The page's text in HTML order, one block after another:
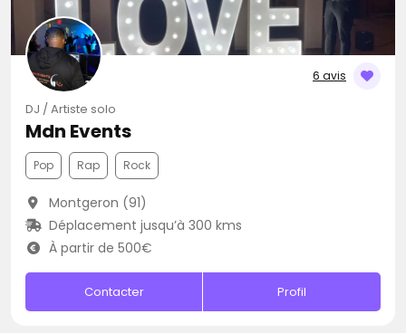
6 avis
DJ / Artiste solo
Mdn Events
Pop Rap Rock
Montgeron (91)
Déplacement jusqu’à 300 kms
À partir de 500€
Contacter Profil